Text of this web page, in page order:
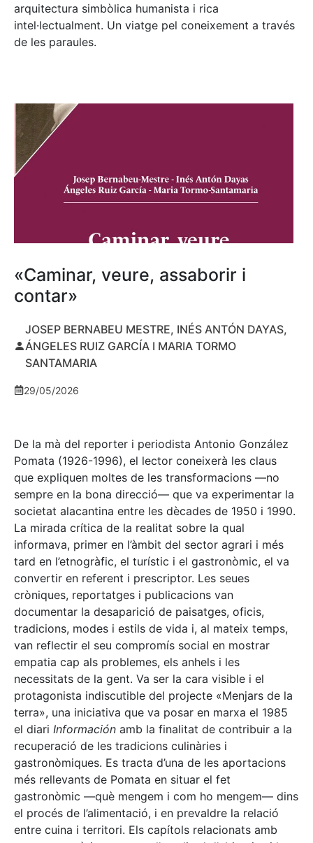
arquitectura simbòlica humanista i rica
intel·lectualment. Un viatge pel coneixement a través
de les paraules.
«Caminar, veure, assaborir i
contar»
JOSEP BERNABEU MESTRE, INÉS ANTÓN DAYAS,
ÁNGELES RUIZ GARCÍA I MARIA TORMO
SANTAMARIA
29/05/2026
De la mà del reporter i periodista Antonio González
Pomata (1926-1996), el lector coneixerà les claus
que expliquen moltes de les transformacions —no
sempre en la bona direcció— que va experimentar la
societat alacantina entre les dècades de 1950 i 1990.
La mirada crítica de la realitat sobre la qual
informava, primer en l’àmbit del sector agrari i més
tard en l’etnogràfic, el turístic i el gastronòmic, el va
convertir en referent i prescriptor. Les seues
cròniques, reportatges i publicacions van
documentar la desaparició de paisatges, oficis,
tradicions, modes i estils de vida i, al mateix temps,
van reflectir el seu compromís social en mostrar
empatia cap als problemes, els anhels i les
necessitats de la gent. Va ser la cara visible i el
protagonista indiscutible del projecte «Menjars de la
terra», una iniciativa que va posar en marxa el 1985
el diari Información amb la finalitat de contribuir a la
recuperació de les tradicions culinàries i
gastronòmiques. Es tracta d’una de les aportacions
més rellevants de Pomata en situar el fet
gastronòmic —què mengem i com ho mengem— dins
el procés de l’alimentació, i en prevaldre la relació
entre cuina i territori. Els capítols relacionats amb